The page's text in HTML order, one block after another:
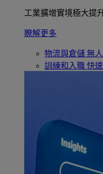
工業擴增實境極大提
瞭解更多
物流與倉儲 無
訓練和入職 快